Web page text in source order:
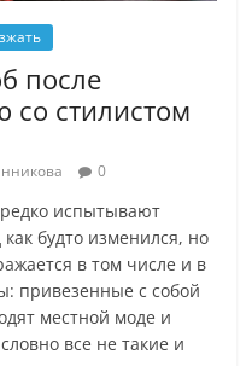
после
со стилистом
0
испытывают
будто изменился, но
в том числе и в
привезенные с собой
местной моде и
все не такие и